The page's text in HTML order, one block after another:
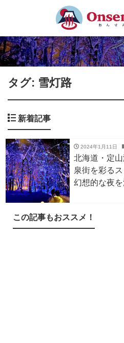
タグ: 雪灯路
新着記事
2024年1月11日
北海道・定
泉街を彩る
幻想的な夜
この記事もおススメ！